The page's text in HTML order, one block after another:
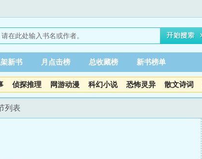
架新书 月点击榜 总收藏榜 新书榜单
侦探推理 网游动漫 科幻小说 恐怖灵异 散文诗词
列表